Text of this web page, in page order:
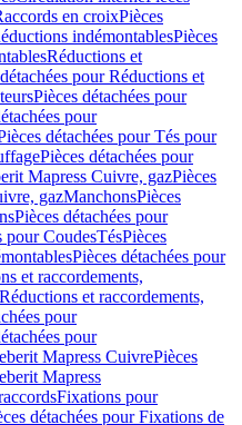
en croixPièces
indémontablesPièces
Réductions et
pour Réductions et
Pièces détachées pour
pour
détachées pour Tés pour
Pièces détachées pour
Mapress Cuivre, gazPièces
gazManchonsPièces
Pièces détachées pour
pour CoudesTésPièces
Pièces détachées pour
et raccordements,
et raccordements,
pour
pour
Mapress CuivrePièces
Mapress
Fixations pour
détachées pour Fixations de